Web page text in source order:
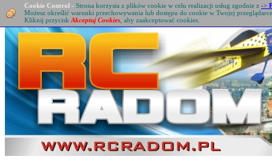
Cookie Control - Strona korzysta z plików cookie w celu realizacji usług zgodnie z ->
Możesz określić warunki przechowywania lub dostępu do cookie w Twojej
Kliknij przycisk Akceptuj Cookies , aby zaakceptować cookies.